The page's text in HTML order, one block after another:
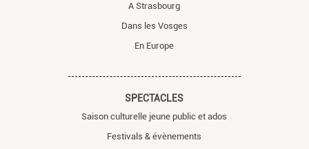
A Strasbourg
Dans les Vosges
En Europe
SPECTACLES
Saison culturelle jeune public et ados
Festivals & évènements